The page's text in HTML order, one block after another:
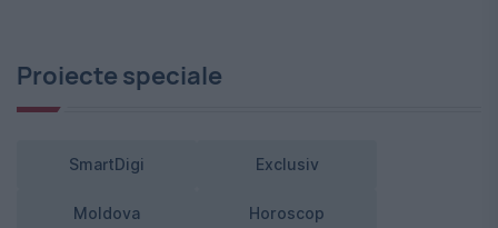
Proiecte speciale
SmartDigi Exclusiv
Moldova Horoscop